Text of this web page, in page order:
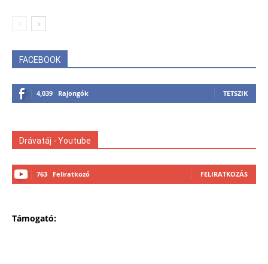
FACEBOOK
4,039 Rajongók TETSZIK
Drávatáj - Youtube
763 Feliratkozó FELIRATKOZÁS
Támogató: